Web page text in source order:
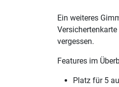
Ein weiteres
vergessen.
Features im
Platz für 5